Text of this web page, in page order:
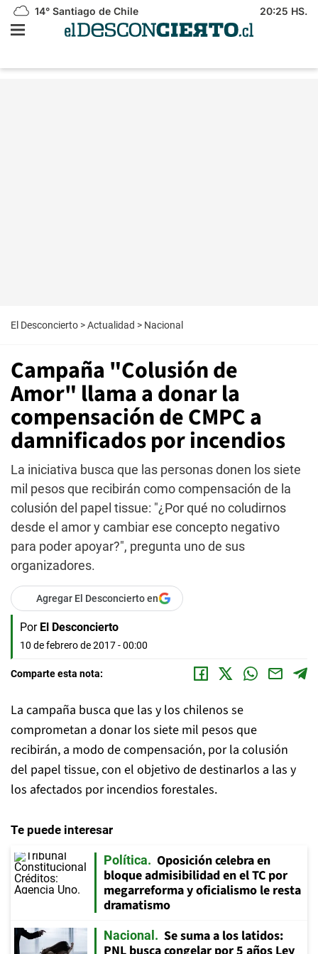
14° Santiago de Chile 20:25 HS.
El Desconcierto >Actualidad > Nacional
Campaña "Colusión de
Amor" llama a donar la
compensación de CMPC a
damnificados por incendios
La iniciativa busca que las personas donen los siete
mil pesos que recibirán como compensación de la
colusión del papel tissue: "¿Por qué no coludirnos
desde el amor y cambiar ese concepto negativo
para poder apoyar?", pregunta uno de sus
organizadores.
Agregar El Desconcierto en
Por El Desconcierto
10 de febrero de 2017 - 00:00
Comparte esta nota:
La campaña busca que las y los chilenos se
comprometan a donar los siete mil pesos que
recibirán, a modo de compensación, por la colusión
del papel tissue, con el objetivo de destinarlos a las y
los afectados por incendios forestales.
Te puede interesar
Política
Oposición celebra en
bloque admisibilidad en el TC por
megarreforma y oficialismo le resta
dramatismo
Nacional
Se suma a los latidos: